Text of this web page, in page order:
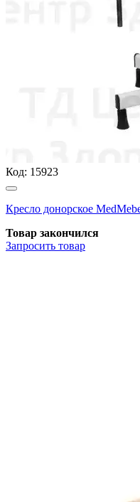
Код: 15923
Кресло донорское
Товар закончился
Запросить товар